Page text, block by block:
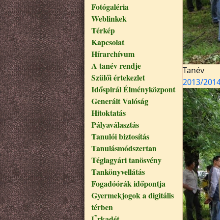
Fotógaléria
Weblinkek
Térkép
Kapcsolat
Hírarchívum
A tanév rendje
Szülői értekezlet
Időspirál Élményközpont
Generált Valóság
Hitoktatás
Pályaválasztás
Tanulói biztosítás
Tanulásmódszertan
Téglagyári tanösvény
Tankönyvellátás
Fogadóórák időpontja
Gyermekjogok a digitális
térben
Tanév
2013/